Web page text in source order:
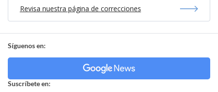
Revisa nuestra página de correcciones
Síguenos en:
Suscríbete en: